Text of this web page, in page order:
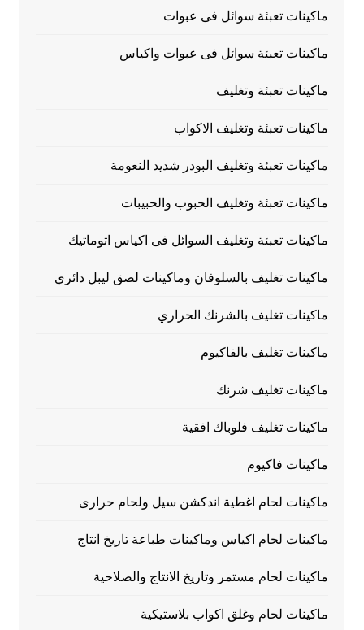
ماكينات تعبئة سوائل فى عبوات
ماكينات تعبئة سوائل فى عبوات واكياس
ماكينات تعبئة وتغليف
ماكينات تعبئة وتغليف الاكواب
ماكينات تعبئة وتغليف البودر شديد النعومة
ماكينات تعبئة وتغليف الحبوب والحبيبات
ماكينات تعبئة وتغليف السوائل فى اكياس اتوماتيك
ماكينات تغليف بالسلوفان وماكينات لصق ليبل دائري
ماكينات تغليف بالشرنك الحراري
ماكينات تغليف بالفاكيوم
ماكينات تغليف شرنك
ماكينات تغليف فلوباك افقية
ماكينات فاكيوم
ماكينات لحام اغطية اندكشن سيل ولحام حرارى
ماكينات لحام اكياس وماكينات طباعة تاريخ انتاج
ماكينات لحام مستمر وتاريخ الانتاج والصلاحية
ماكينات لحام وغلق اكواب بلاستيكية